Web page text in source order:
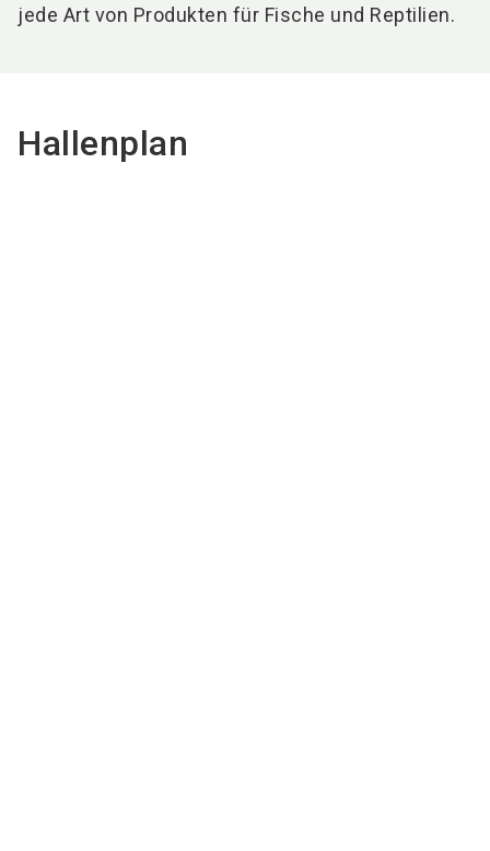
jede Art von Produkten für Fische und Reptilien.
Hallenplan